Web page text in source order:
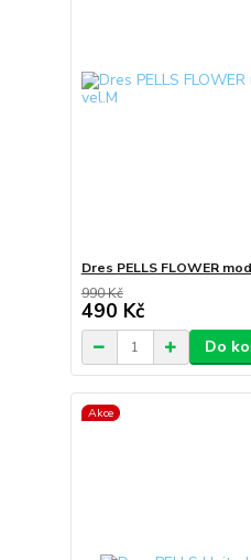
Dres PELLS FLOWER
990 Kč
490 Kč
Do
Akce